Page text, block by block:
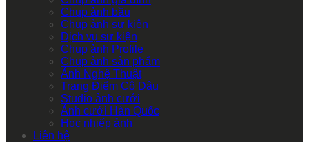
Chụp ảnh bầu
Chụp ảnh sự kiện
Dịch vụ sự kiện
Chụp ảnh Profile
Chụp ảnh sản phẩm
Ảnh Nghệ Thuật
Trang Điểm Cô Dâu
Studio ảnh cưới
Ảnh cưới Hàn Quốc
Học nhiếp ảnh
Liên hệ